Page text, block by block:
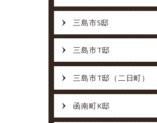
三島市S邸
三島市T邸
三島市T邸（二日町）
函南町K邸